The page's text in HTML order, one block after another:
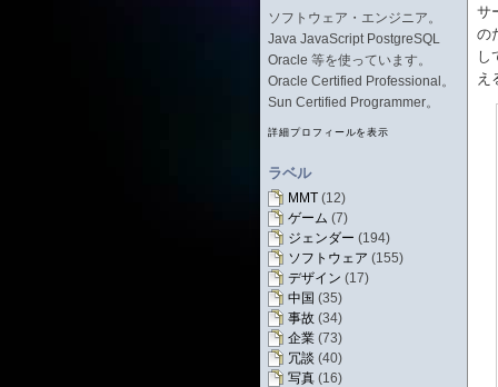
ソフトウェア・エンジニア。
Java JavaScript PostgreSQL
Oracle 等を使っています。
Oracle Certified Professional。
Sun Certified Programmer。
詳細プロフィールを表示
ラベル
MMT (12)
ゲーム (7)
ジェンダー (194)
ソフトウェア (155)
デザイン (17)
中国 (35)
事故 (34)
企業 (73)
冗談 (40)
写真 (16)
サ
の
し
え